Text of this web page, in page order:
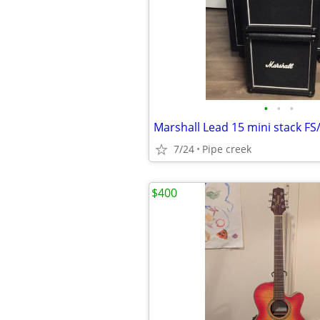
• • •
Marshall Lead 15 mini stack
7/24 Pipe creek
$400